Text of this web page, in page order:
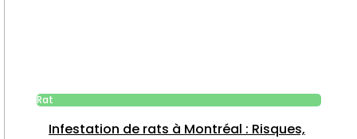
Rat
Infestation de rats à Montréal : Risques,